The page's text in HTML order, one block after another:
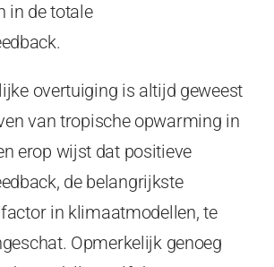
in de totale
overtuiging is altijd geweest
van tropische opwarming in
erop wijst dat positieve
de belangrijkste
in klimaatmodellen, te
Opmerkelijk genoeg